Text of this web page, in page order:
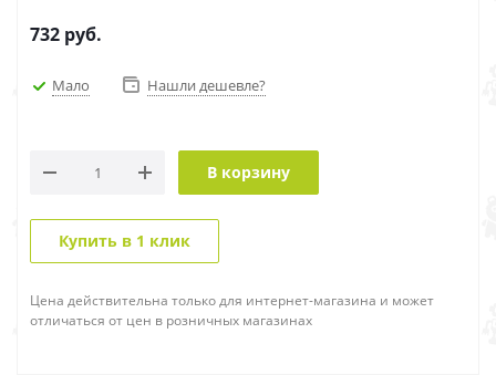
732 руб.
Мало Нашли дешевле?
В корзину
Купить в 1 клик
Цена действительна только для интернет-магазина и может
отличаться от цен в розничных магазинах